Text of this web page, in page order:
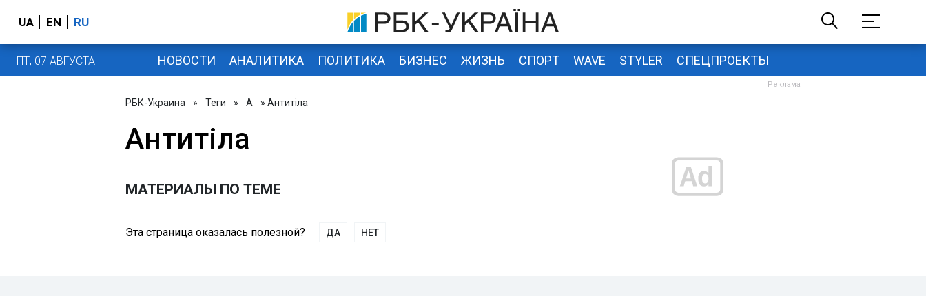
UA EN RU
ПТ, 07 АВГУСТА НОВОСТИ АНАЛИТИКА ПОЛИТИКА БИЗНЕС ЖИЗНЬ СПОРТ WAVE STYLER СПЕЦПРОЕКТЫ
РБК-Украина » Теги » А » Антитіла
Антитіла
МАТЕРИАЛЫ ПО ТЕМЕ
Эта страница оказалась полезной? ДА НЕТ